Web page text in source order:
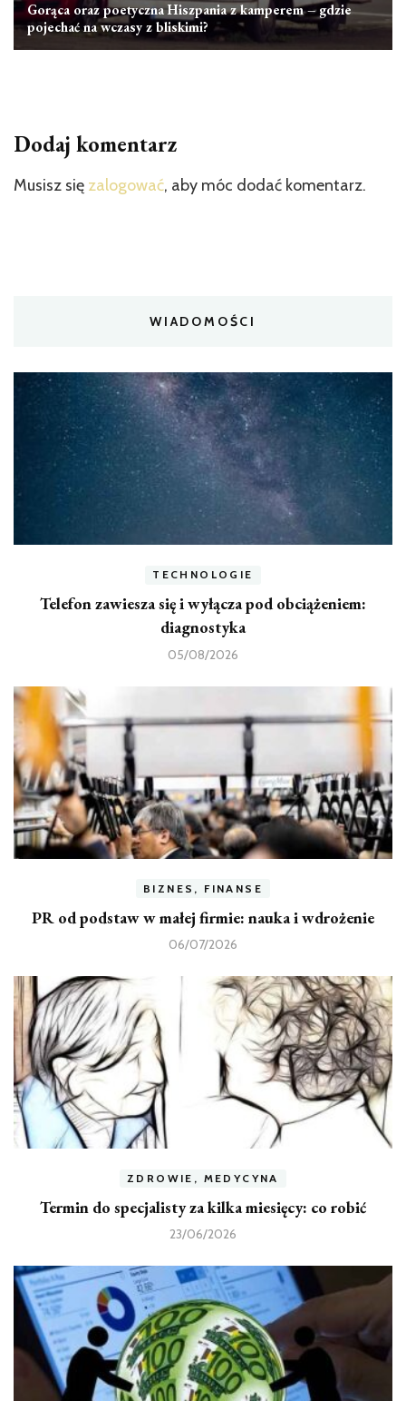
Gorąca oraz poetyczna Hiszpania z kamperem – gdzie
pojechać na wczasy z bliskimi?
Dodaj komentarz
Musisz się zalogować, aby móc dodać komentarz.
WIADOMOŚCI
TECHNOLOGIE
Telefon zawiesza się i wyłącza pod obciążeniem:
diagnostyka
05/08/2026
BIZNES, FINANSE
PR od podstaw w małej firmie: nauka i wdrożenie
06/07/2026
ZDROWIE, MEDYCYNA
Termin do specjalisty za kilka miesięcy: co robić
23/06/2026